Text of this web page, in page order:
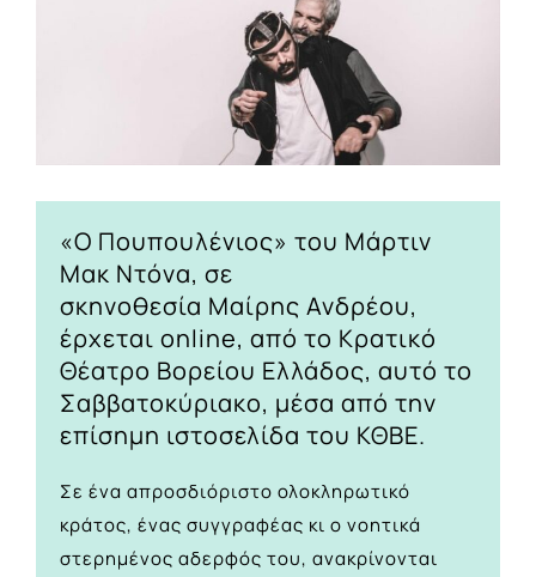
«Ο Πουπουλένιος» του Μάρτιν
Μακ Ντόνα, σε
σκηνοθεσία Μαίρης Ανδρέου,
έρχεται online, από το Κρατικό
Θέατρο Βορείου Ελλάδος, αυτό το
Σαββατοκύριακο, μέσα από την
επίσημη ιστοσελίδα του ΚΘΒΕ.
Σε ένα απροσδιόριστο ολοκληρωτικό
κράτος, ένας συγγραφέας κι ο νοητικά
στερημένος αδερφός του, ανακρίνονται